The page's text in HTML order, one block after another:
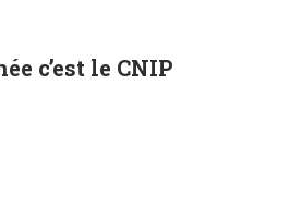
c’est le CNIP